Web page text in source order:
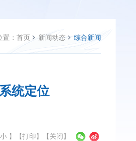
： 首页 新闻动态 综合新闻
统定位
小 】 【打印】【关闭】